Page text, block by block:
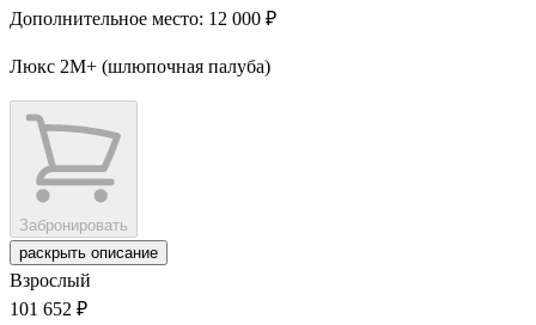
Дополнительное место: 12 000 ₽
Люкс 2М+ (шлюпочная палуба)
Забронировать
раскрыть описание
Взрослый
101 652 ₽